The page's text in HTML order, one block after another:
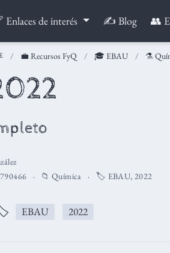
Enlaces de interés ✍️ Blog 👥
💼 Recursos FyQ 🎓 EBAU ⚗️
📁 Química 🏷️ EBAU, 2022
EBAU 2022